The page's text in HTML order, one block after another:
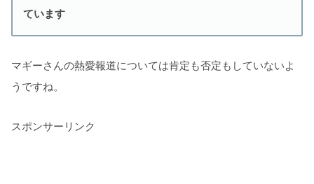
ています
マギーさんの熱愛報道については肯定も否定もしていないよ
うですね。
スポンサーリンク